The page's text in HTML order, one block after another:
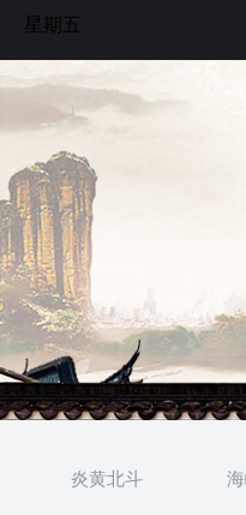
星期五
炎黄北斗